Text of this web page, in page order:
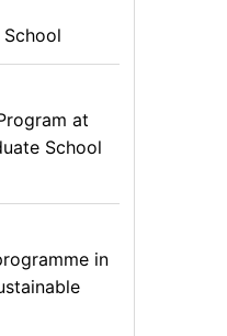
at
School
in